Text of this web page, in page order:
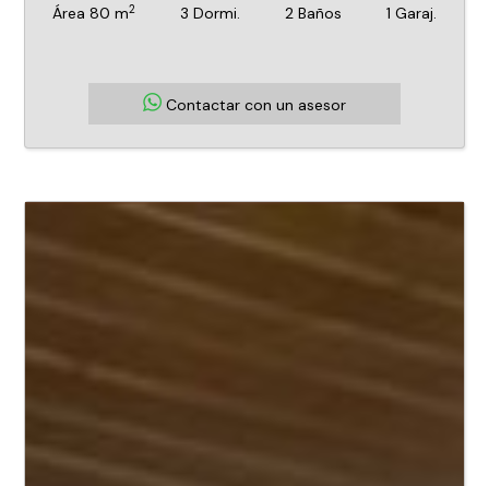
Área 80 m2 3 Dormi. 2 Baños 1 Garaj.
Contactar con un asesor